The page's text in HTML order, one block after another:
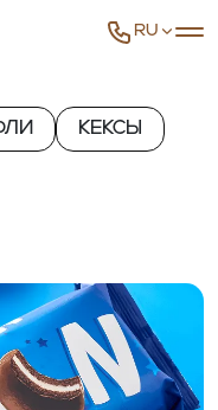
RU
Кексы